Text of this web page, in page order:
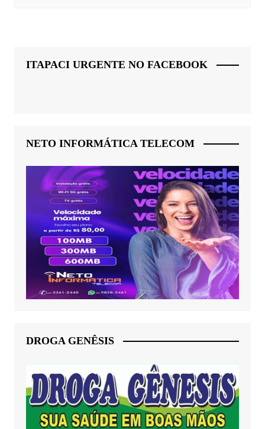
ITAPACI URGENTE NO FACEBOOK
NETO INFORMÁTICA TELECOM
DROGA GENÊSIS